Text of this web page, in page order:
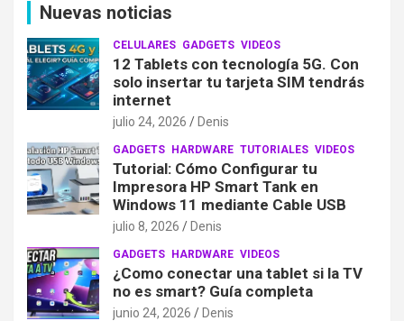
Nuevas noticias
CELULARES GADGETS VIDEOS
12 Tablets con tecnología 5G. Con
solo insertar tu tarjeta SIM tendrás
internet
julio 24, 2026 Denis
GADGETS HARDWARE TUTORIALES VIDEOS
Tutorial: Cómo Configurar tu
Impresora HP Smart Tank en
Windows 11 mediante Cable USB
julio 8, 2026 Denis
GADGETS HARDWARE VIDEOS
¿Como conectar una tablet si la TV
no es smart? Guía completa
junio 24, 2026 Denis